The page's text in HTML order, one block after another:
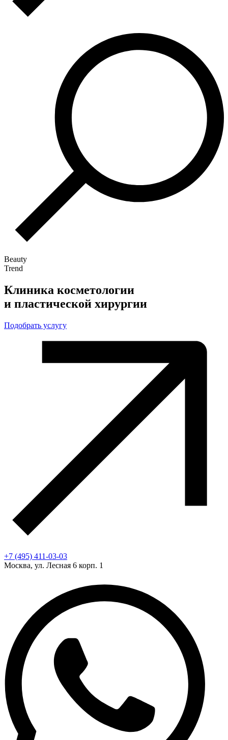
Beauty
Trend
Клиника косметологии
и пластической хирургии
Подобрать услугу
+7 (495) 411-03-03
Москва, ул. Лесная 6 корп. 1